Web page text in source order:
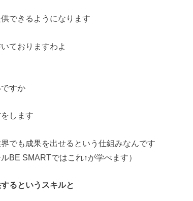
できるようになります
ておりますわよ
すか
します
でも成果を出せるという仕組みなんです
BE SMARTではこれ↑が学べます）
るというスキルと